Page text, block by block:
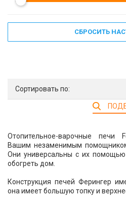
СБРОСИТЬ
Сортировать по:
Отопительное-варочные печи
Вашим незаменимым
Они универсальны с их
обогреть дом.
Конструкция печей Ферингер
она имеет большую топку и